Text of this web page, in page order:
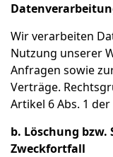
Wir verarbeiten
Nutzung unserer
Anfragen sowie
Verträge.
Artikel 6 Abs. 1
b. Löschung bzw.
Zweckfortfall